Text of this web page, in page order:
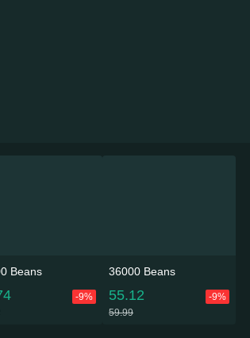
Beans
-9%
36000 Beans
55.12
-9%
59.99